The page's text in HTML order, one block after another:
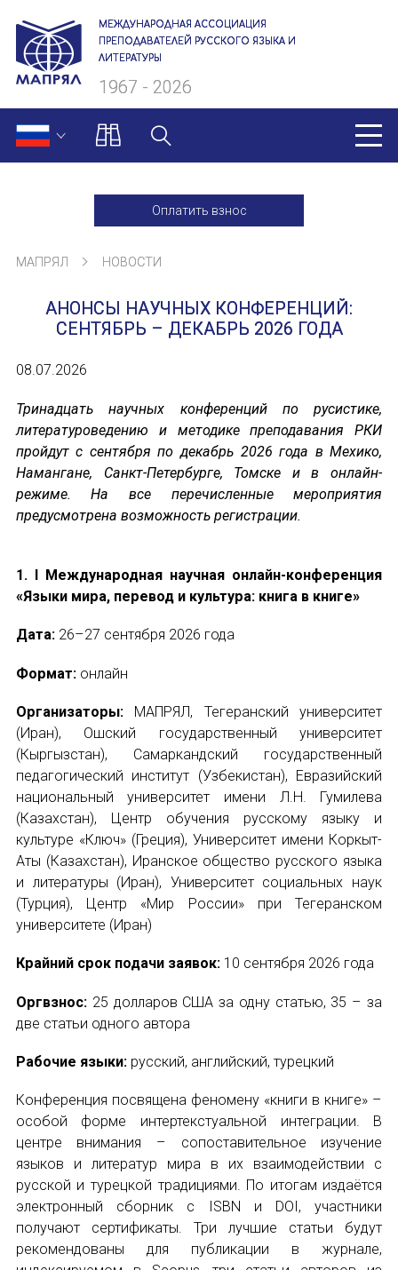
МЕЖДУНАРОДНАЯ АССОЦИАЦИЯ
ПРЕПОДАВАТЕЛЕЙ РУССКОГО ЯЗЫКА И
ЛИТЕРАТУРЫ
1967 - 2026
Оплатить взнос
О нас
Президиум
Ревизионная комиссия
Устав МАПРЯЛ
Вступить в МАПРЯЛ
История МАПРЯЛ
Оплата членских взносов МАПРЯЛ
МЕРОПРИЯТИЯ
Мероприятия МАПРЯЛ на 2026 год
50 лет МАПРЯЛ
Архив мероприятий
НОВОСТИ
КОНГРЕССЫ
XIII КОНГРЕСС МАПРЯЛ
XIV КОНГРЕСС МАПРЯЛ
XV КОНГРЕСС МАПРЯЛ
XVI КОНГРЕСС МАПРЯЛ
РУССКИЙ ЯЗЫК В МИРЕ
ПРОЕКТЫ
Научно-практические семинары по
Международная конференция по РКИ в
Международный форум TERRA RUSISTICA
Семинар в Абу-Даби: Русский язык и
МАПРЯЛ НОВОСТИ
АНОНСЫ НАУЧНЫХ КОНФЕРЕНЦИЙ:
СЕНТЯБРЬ – ДЕКАБРЬ 2026 ГОДА
08.07.2026
Тринадцать научных конференций по русистике,
литературоведению и методике преподавания РКИ
пройдут с сентября по декабрь 2026 года в Мехико,
Намангане, Санкт-Петербурге, Томске и в онлайн-
режиме. На все перечисленные мероприятия
предусмотрена возможность регистрации.
1. I Международная научная онлайн-конференция
«Языки мира, перевод и культура: книга в книге»
Дата:26–27 сентября 2026 года
Формат:онлайн
Организаторы:МАПРЯЛ, Тегеранский университет
(Иран), Ошский государственный университет
(Кыргызстан), Самаркандский государственный
педагогический институт (Узбекистан), Евразийский
национальный университет имени Л.Н. Гумилева
(Казахстан), Центр обучения русскому языку и
культуре «Ключ» (Греция), Университет имени Коркыт-
Аты (Казахстан), Иранское общество русского языка
и литературы (Иран), Университет социальных наук
(Турция), Центр «Мир России» при Тегеранском
университете (Иран)
Крайний срок подачи заявок:10 сентября 2026 года
Оргвзнос:25 долларов США за одну статью, 35 – за
две статьи одного автора
Рабочие языки: русский, английский, турецкий
Конференция посвящена феномену «книги в книге» –
особой форме интертекстуальной интеграции. В
центре внимания – сопоставительное изучение
языков и литератур мира в их взаимодействии с
русской и турецкой традициями. По итогам издаётся
электронный сборник с ISBN и DOI, участники
получают сертификаты. Три лучшие статьи будут
рекомендованы для публикации в журнале,